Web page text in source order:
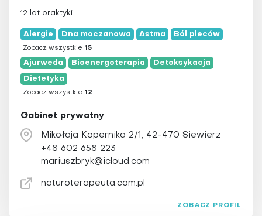
Osteopatia
Ozonoterapia
Pilates
Pinoterapia
Plazmoterapia
Qigong
Refleksologia
Reiki
Tai Chi
12 lat praktyki
Alergie Dna moczanowa Astma Ból pleców
Zobacz wszystkie 15
Ajurweda Bioenergoterapia Detoksykacja
Dietetyka
Zobacz wszystkie 12
Gabinet prywatny
Mikołaja Kopernika 2/1, 42-470 Siewierz
+48 602 658 223
mariuszbryk@icloud.com
naturoterapeuta.com.pl
ZOBACZ PROFIL